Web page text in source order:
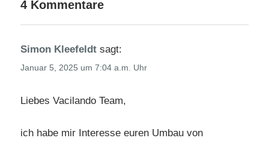
4 Kommentare
Simon Kleefeldt sagt:
Januar 5, 2025 um 7:04 a.m. Uhr
Liebes Vacilando Team,
ich habe mir Interesse euren Umbau von